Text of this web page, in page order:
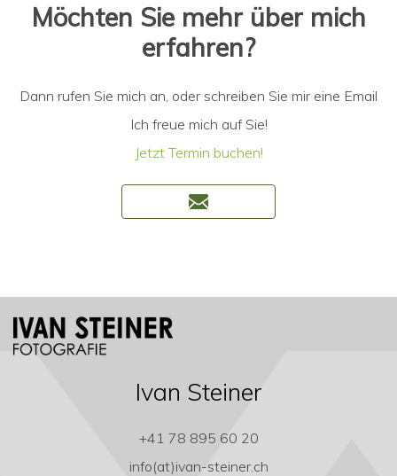
Möchten Sie mehr über mich
erfahren?
Dann rufen Sie mich an, oder schreiben Sie mir eine Email
Ich freue mich auf Sie!
Jetzt Termin buchen!
Ivan Steiner
+41 78 895 60 20
info(at)ivan-steiner.ch